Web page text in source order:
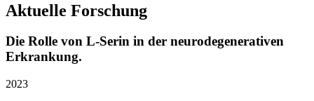
Aktuelle Forschung
Die Rolle von L-Serin in der neurodegenerativen
Erkrankung.
2023